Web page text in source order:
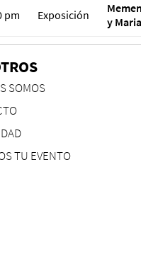
pm Exposición
y
SOMOS
TU EVENTO